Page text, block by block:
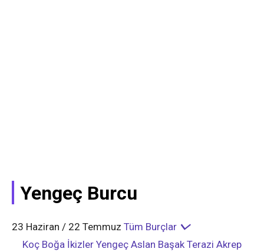
Yengeç Burcu
23 Haziran / 22 Temmuz Tüm Burçlar
Koç Boğa İkizler Yengeç Aslan Başak Terazi Akrep